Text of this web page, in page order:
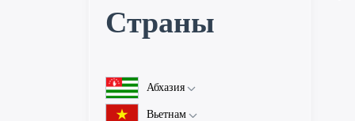
Cтраны
Абхазия
Об Абхазии
Вьетнам